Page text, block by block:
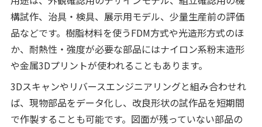
構試作、治具・検具、展示用モデル、少量生産前の評価
品などです。樹脂材料を使うFDM方式や光造形方式のほ
か、耐熱性・強度が必要な部品にはナイロン系粉末造形
や金属3Dプリントが使われることもあります。
3Dスキャンやリバースエンジニアリングと組み合わせれ
ば、現物部品をデータ化し、改良形状の試作品を短期間
で作製することも可能です。図面が残っていない部品の